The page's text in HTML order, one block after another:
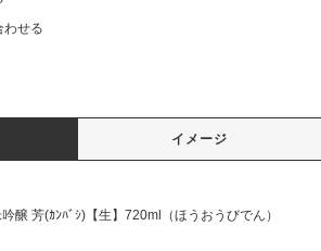
わせる
イメージ
醸 芳(ｶﾝﾊﾞｼ)【生】720ml（ほうおうびでん）